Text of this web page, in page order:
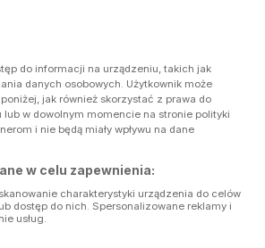
do informacji na urządzeniu, takich jak
danych osobowych. Użytkownik może
jak również skorzystać z prawa do
w dowolnym momencie na stronie polityki
i nie będą miały wpływu na dane
w celu zapewnienia:
charakterystyki urządzenia do celów
dostęp do nich. Spersonalizowane reklamy i
usług.